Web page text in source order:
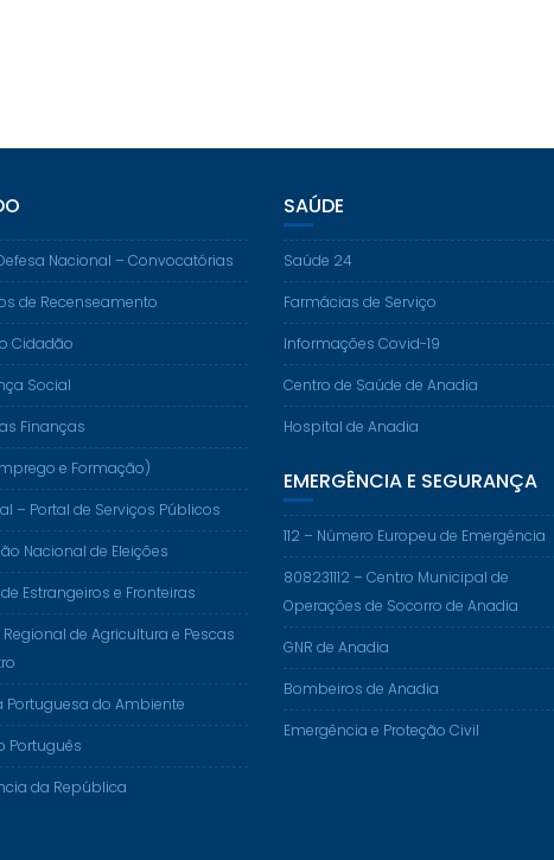
Nacional – Convocatórias
de Recenseamento
Cidadão
Social
Finanças
e Formação)
– Portal de Serviços Públicos
Nacional de Eleições
Estrangeiros e Fronteiras
Regional de Agricultura e Pescas
Portuguesa do Ambiente
Português
da República
SAÚDE
Saúde 24
Farmácias de Serviço
Informações Covid-19
Centro de Saúde de Anadia
Hospital de Anadia
EMERGÊNCIA E SEGURANÇA
112 – Número Europeu de Emergência
808231112 – Centro Municipal de
Operações de Socorro de Anadia
GNR de Anadia
Bombeiros de Anadia
Emergência e Proteção Civil